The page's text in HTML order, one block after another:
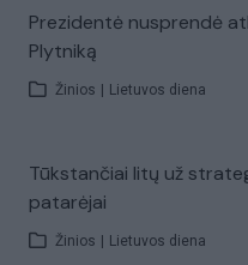
Prezidentė nusprendė
Plytniką
Žinios Lietuvos diena
Tūkstančiai litų už
patarėjai
Žinios Lietuvos diena